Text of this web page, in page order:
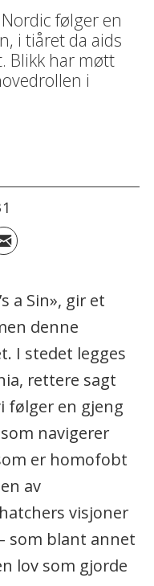
Nordic følger en
i tiåret da aids
Blikk har møtt
i
a Sin», gir et
denne
I stedet legges
rettere sagt
følger en gjeng
navigerer
er homofobt
av
visjoner
som blant annet
lov som gjorde